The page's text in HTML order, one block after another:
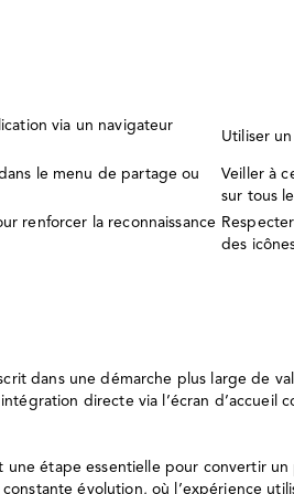
via un navigateur
Utiliser
le menu de partage ou
Veiller à
sur tous
renforcer la reconnaissance
des
dans une démarche plus large de
directe via l’écran d’accueil
une étape essentielle pour convertir
évolution, où l’expérience